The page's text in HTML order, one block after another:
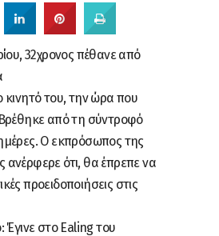
32χρονος πέθανε από
κινητό του, την ώρα που
από τη σύντροφό
Ο εκπρόσωπος της
ανέρφερε ότι, θα έπρεπε να
προειδοποιήσεις στις
Έγινε στο Ealing του